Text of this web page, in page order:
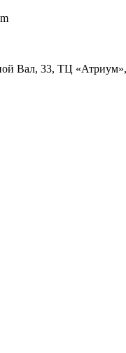
Вал, 33, ТЦ